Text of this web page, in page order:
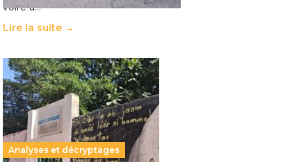
voire à…
Lire la suite →
Analyses et décryptages